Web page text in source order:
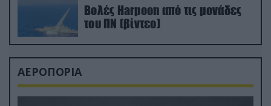
Βολές Harpoon από τις μονάδες
του ΠΝ (βίντεο)
ΑΕΡΟΠΟΡΙΑ